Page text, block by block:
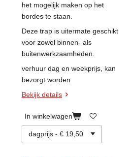
het mogelijk maken op het
bordes te staan.
Deze trap is uitermate geschikt
voor zowel binnen- als
buitenwerkzaamheden.
verhuur dag en weekprijs, kan
bezorgt worden
Bekijk details
In winkelwagen